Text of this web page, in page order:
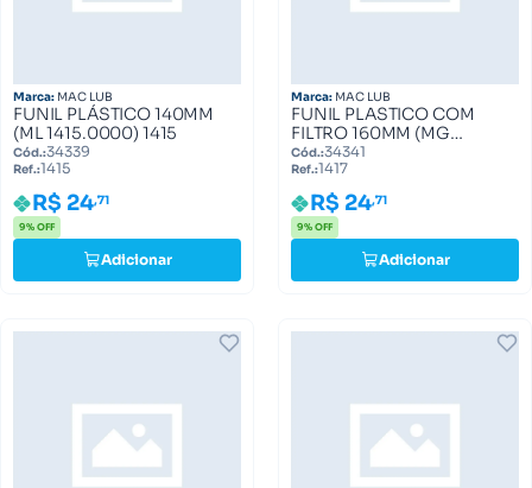
Marca: MAC LUB
FUNIL PLÁSTICO 140MM
(ML 1415.0000) 1415
Cód.:34339
Ref.:1415
R$ 24,71
9% OFF
Adicionar
Marca: MAC LUB
FUNIL PLASTICO COM
FILTRO 160MM (MG
1417.0000) 1417
Cód.:34341
Ref.:1417
R$ 24,71
9% OFF
Adicionar